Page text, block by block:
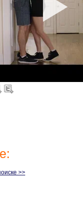
>>